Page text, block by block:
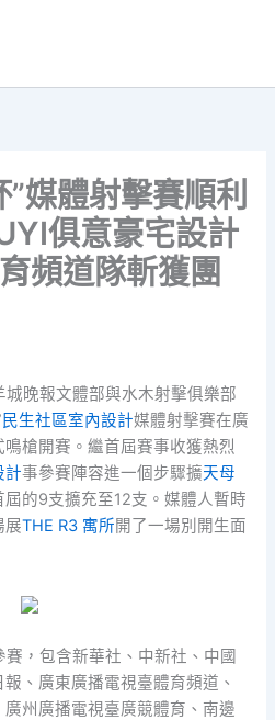
媒體射擊賽順利
俱意豪宅設計
頻道隊斬獲團
城晚報文體部與水木射擊俱樂部
民生社區室內設計媒體射擊賽在廣
槍開賽。繼首屆賽事收獲熱烈
計事參賽陣容進一個步驟擴天母
的9支擴充至12支。媒體人暫時
展THE R3 寓所開了一場別開生面
，包含新華社、中新社、中國
、廣東廣播電視臺體育頻道、
州廣播電視臺廣競體育、南邊